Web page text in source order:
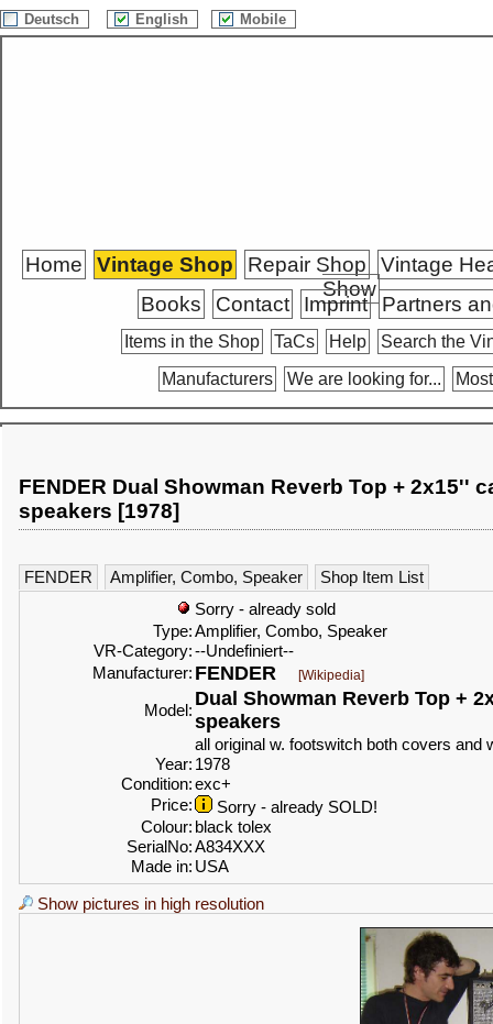
Deutsch English Mobile
Home Vintage Shop Repair Shop
Vintage
Show
Books Contact Imprint Partners
Items in the Shop TaCs Help
Search the
Manufacturers
We are looking for...
FENDER Dual Showman Reverb Top + 2x15''
speakers [1978]
FENDER Amplifier, Combo, Speaker
Shop Item List
Sorry - already sold
Type:Amplifier, Combo, Speaker
VR-Category:--Undefiniert--
Manufacturer: FENDER [Wikipedia]
Model:
Dual Showman Reverb Top +
speakers
all original w. footswitch both covers and
Year: 1978
Condition:exc+
Price:
Sorry - already SOLD!
Colour: black tolex
SerialNo:A834XXX
Made in: USA
Show pictures in high resolution